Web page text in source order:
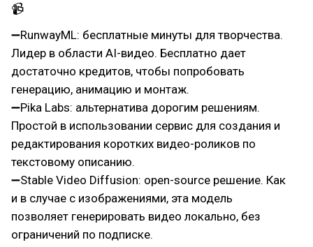
📹
➖RunwayML: бесплатные минуты для творчества.
Лидер в области AI-видео. Бесплатно дает
достаточно кредитов, чтобы попробовать
генерацию, анимацию и монтаж.
➖Pika Labs: альтернатива дорогим решениям.
Простой в использовании сервис для создания и
редактирования коротких видео-роликов по
текстовому описанию.
➖Stable Video Diffusion: open-source решение. Как
и в случае с изображениями, эта модель
позволяет генерировать видео локально, без
ограничений по подписке.